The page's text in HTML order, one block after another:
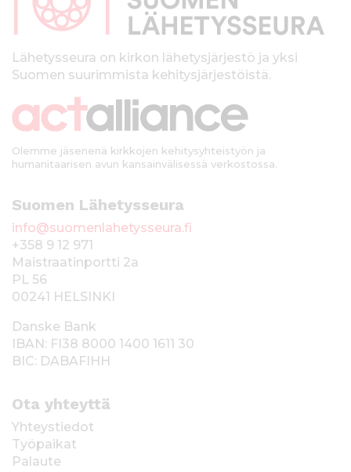
kLähetysseura on kirkon lähetysjärjestö ja yksi
Suomen suurimmista kehitysjärjestöistä.
Olemme jäsenenä kirkkojen kehitysyhteistyön ja
humanitaarisen avun kansainvälisessä verkostossa.
Suomen Lähetysseura
info@suomenlahetysseura.fi
+358 9 12 971
Maistraatinportti 2a
PL 56
00241 HELSINKI
Danske Bank
IBAN: FI38 8000 1400 1611 30
BIC: DABAFIHH
Ota yhteyttä
Yhteystiedot
Työpaikat
Palaute